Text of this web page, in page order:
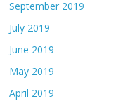
September 2019
July 2019
June 2019
May 2019
April 2019